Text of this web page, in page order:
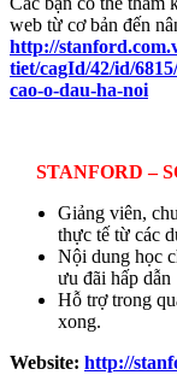
web từ cơ bản đến
http://
tiet/cagId/42/id/
cao-o-dau-ha-noi
STANFORD –
Giảng viên,
thực tế từ các
Nội dung học
ưu đãi hấp dẫn
Hỗ trợ trong
xong.
Website: http://